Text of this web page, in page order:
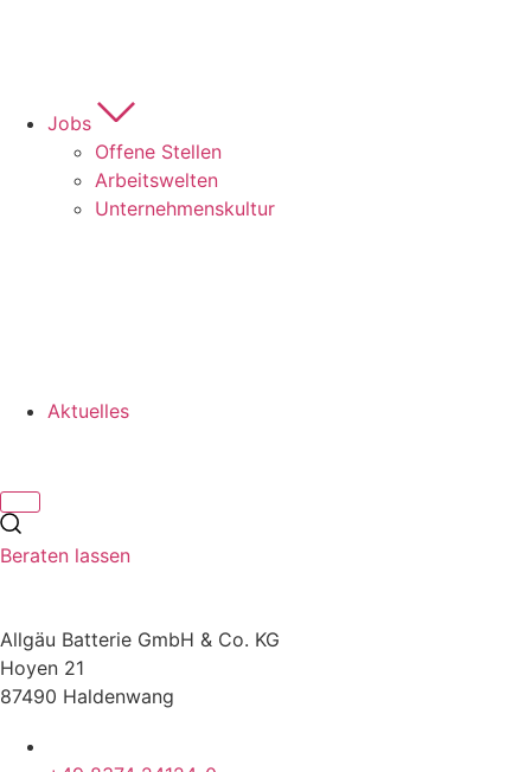
Jobs
Offene Stellen
Arbeitswelten
Unternehmenskultur
Aktuelles
Beraten lassen
Allgäu Batterie GmbH & Co. KG
Hoyen 21
87490 Haldenwang